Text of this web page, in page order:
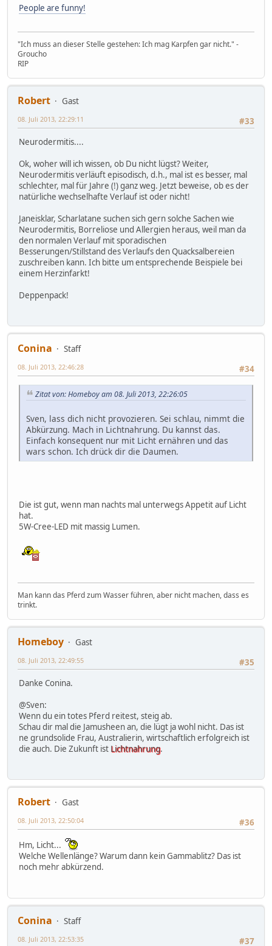
People are funny!
"Ich muss an dieser Stelle gestehen: Ich mag Karpfen gar nicht." -
Groucho
RIP
Robert
Gast
#33
08. Juli 2013, 22:29:11
Neurodermitis....
Ok, woher will ich wissen, ob Du nicht lügst? Weiter,
Neurodermitis verläuft episodisch, d.h., mal ist es besser, mal
schlechter, mal für Jahre (!) ganz weg. Jetzt beweise, ob es der
natürliche wechselhafte Verlauf ist oder nicht!
Janeisklar, Scharlatane suchen sich gern solche Sachen wie
Neurodermitis, Borreliose und Allergien heraus, weil man da
den normalen Verlauf mit sporadischen
Besserungen/Stillstand des Verlaufs den Quacksalbereien
zuschreiben kann. Ich bitte um entsprechende Beispiele bei
einem Herzinfarkt!
Deppenpack!
Conina
Staff
#34
08. Juli 2013, 22:46:28
Zitat von: Homeboy am 08. Juli 2013, 22:26:05
Sven, lass dich nicht provozieren. Sei schlau, nimmt die
Abkürzung. Mach in Lichtnahrung. Du kannst das.
Einfach konsequent nur mit Licht ernähren und das
wars schon. Ich drück dir die Daumen.
Die ist gut, wenn man nachts mal unterwegs Appetit auf Licht
hat.
5W-Cree-LED mit massig Lumen.
Man kann das Pferd zum Wasser führen, aber nicht machen, dass es
trinkt.
Homeboy
Gast
#35
08. Juli 2013, 22:49:55
Danke Conina.
@Sven:
Wenn du ein totes Pferd reitest, steig ab.
Schau dir mal die Jamusheen an, die lügt ja wohl nicht. Das ist
ne grundsolide Frau, Australierin, wirtschaftlich erfolgreich ist
die auch. Die Zukunft ist Lichtnahrung.
Robert
Gast
#36
08. Juli 2013, 22:50:04
Hm, Licht...
Welche Wellenlänge? Warum dann kein Gammablitz? Das ist
noch mehr abkürzend.
Conina
Staff
#37
08. Juli 2013, 22:53:35